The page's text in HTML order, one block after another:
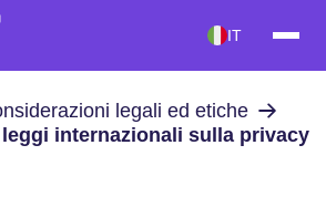
IT
legali ed etiche
internazionali sulla privacy